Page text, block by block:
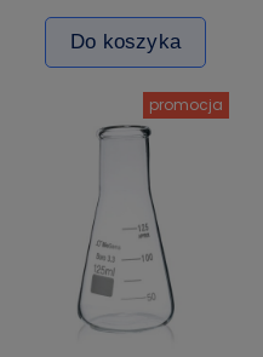
Do koszyka
promocja